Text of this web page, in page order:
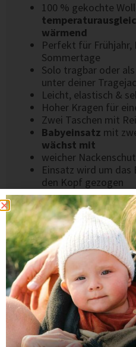
100 % gekochte
wärmend
Perfekt für Frühjahr,
Sommertage
Solo tragbar oder als
unter deiner
Leicht, elastisch &
Hoher Kragen für
Zwei Taschen mit
Babyeinsatz mit
wächst mit
weicher
Einsatz wird um das
den Kopf gezogen
Oben per
2-Wege-
MATERIAL &
100 % mulesingfreie
Standard 100
Natürliche
reicht Lüften
Hochwertig
Entwickelt in